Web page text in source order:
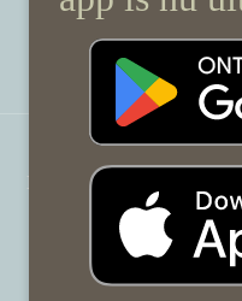
Over HRMorgen
HRMorgen.nl